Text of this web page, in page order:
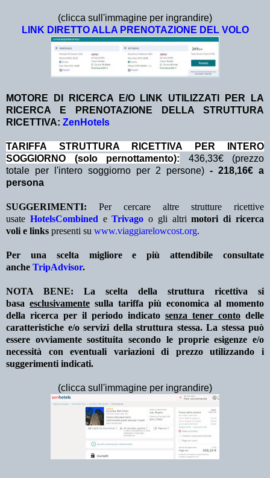
(clicca sull'immagine per ingrandire)
LINK DIRETTO ALLA PRENOTAZIONE DEL VOLO
MOTORE DI RICERCA E/O LINK UTILIZZATI PER LA
RICERCA E PRENOTAZIONE DELLA STRUTTURA
RICETTIVA: ZenHotels
TA RIFFA STRUTTURA RICETTIVA PER INTERO
SOGGIORNO (solo pernottamento): 436,33€ (prezzo
totale per l'intero soggiorno per 2 persone) - 218,16€ a
persona
SUGGERIMENTI: Per cercare altre strutture ricettive
usate HotelsCombined eTrivago o gli altrimotori di ricerca
voli e links presenti su www.viaggiarelowcost.org.
Per una scelta migliore e più attendibile consultate
anche TripAdvisor.
NOTA BENE: La scelta della struttura ricettiva si
basa esclusivamente sulla tariffa più economica al momento
della ricerca per il periodo indicato senza tener conto delle
caratteristiche e/o servizi della struttura stessa. La stessa può
essere ovviamente sostituita secondo le proprie esigenze e/o
necessità con eventuali variazioni di prezzo utilizzando i
suggerimenti indicati.
(clicca sull'immagine per ingrandire)